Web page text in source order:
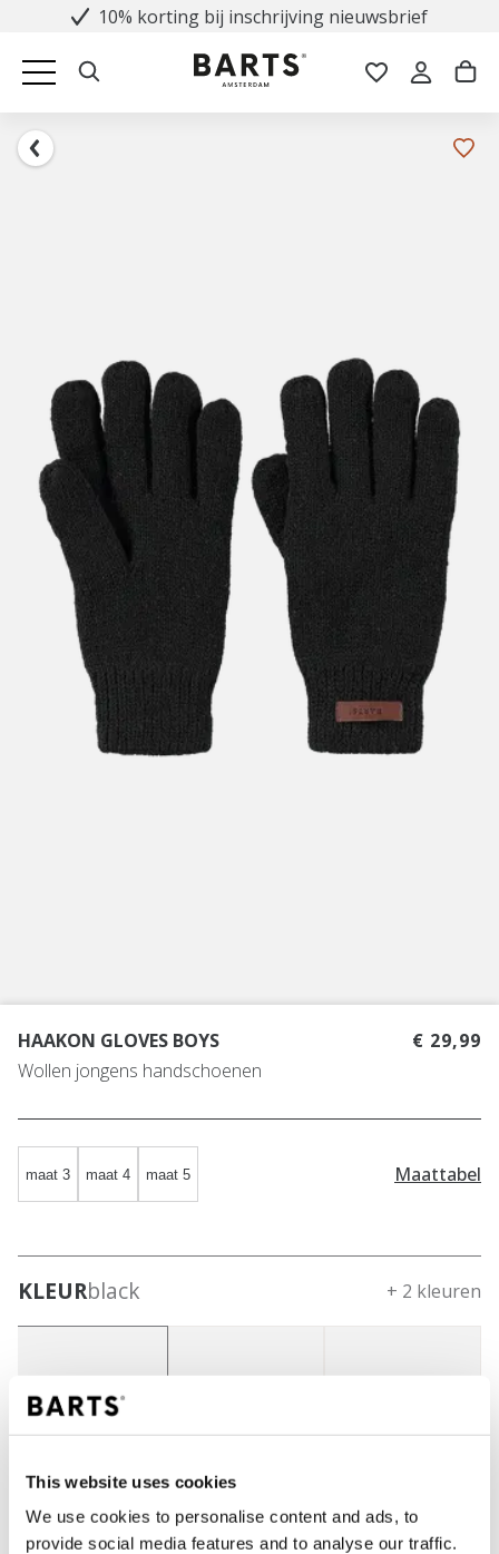
This website uses cookies
We use cookies to personalise content and ads, to
provide social media features and to analyse our traffic.
10% korting bij inschrijving nieuwsbrief
HAAKON GLOVES BOYS
Wollen jongens handschoenen
€ 29,99
maat 3 maat 4 maat 5 Maattabel
KLEURblack + 2 kleuren